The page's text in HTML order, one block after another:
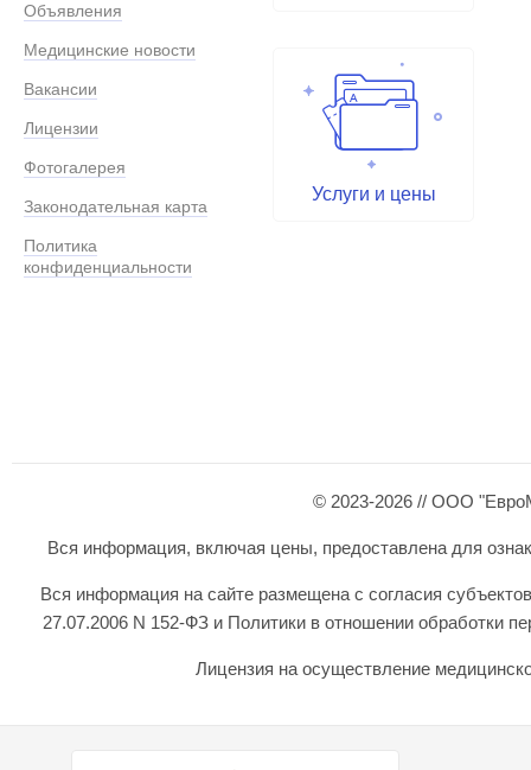
Объявления
Медицинские новости
Вакансии
Лицензии
Фотогалерея
Законодательная карта
Политика
конфиденциальности
Услуги и цены
© 2023-2026 // ООО
Вся информация, включая цены, предоставлена для
Вся информация на сайте размещена с согласия
27.07.2006 N 152-ФЗ и Политики в отношении обработки
Лицензия на осуществление